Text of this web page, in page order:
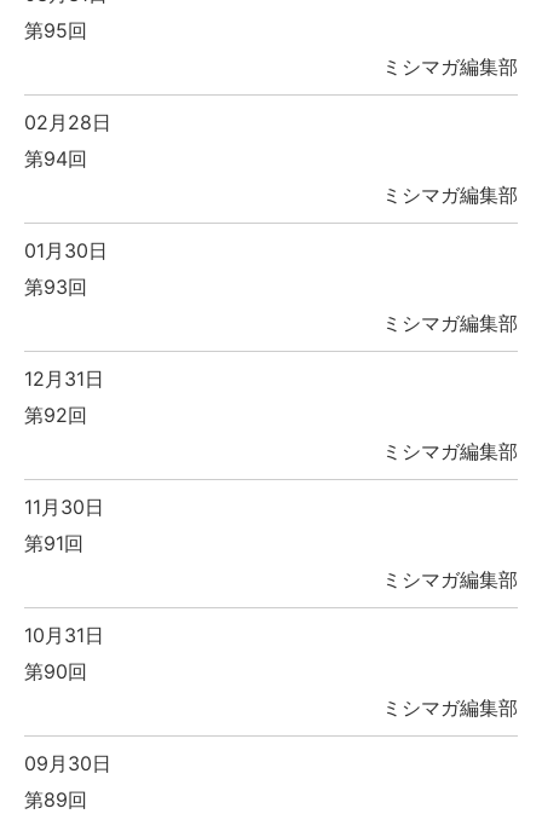
第95回
ミシマガ編集部
02月28日
第94回
ミシマガ編集部
01月30日
第93回
ミシマガ編集部
12月31日
第92回
ミシマガ編集部
11月30日
第91回
ミシマガ編集部
10月31日
第90回
ミシマガ編集部
09月30日
第89回